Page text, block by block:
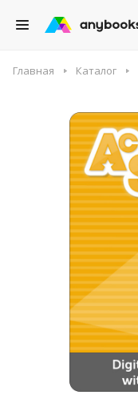
Главная Каталог